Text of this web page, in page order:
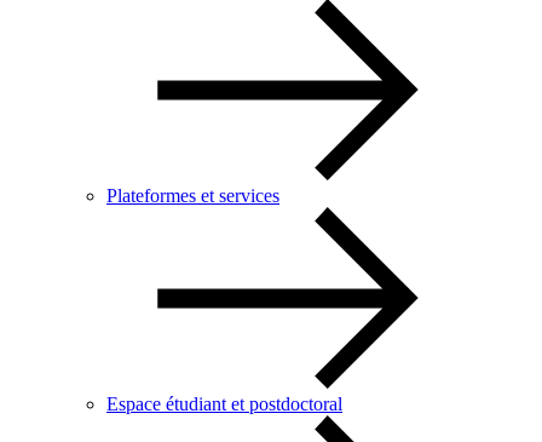
Plateformes et services
Espace étudiant et postdoctoral